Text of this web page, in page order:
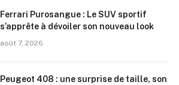
Ferrari Purosangue : Le SUV sportif
s’apprête à dévoiler son nouveau look
août 7, 2026
Peugeot 408 : une surprise de taille, son